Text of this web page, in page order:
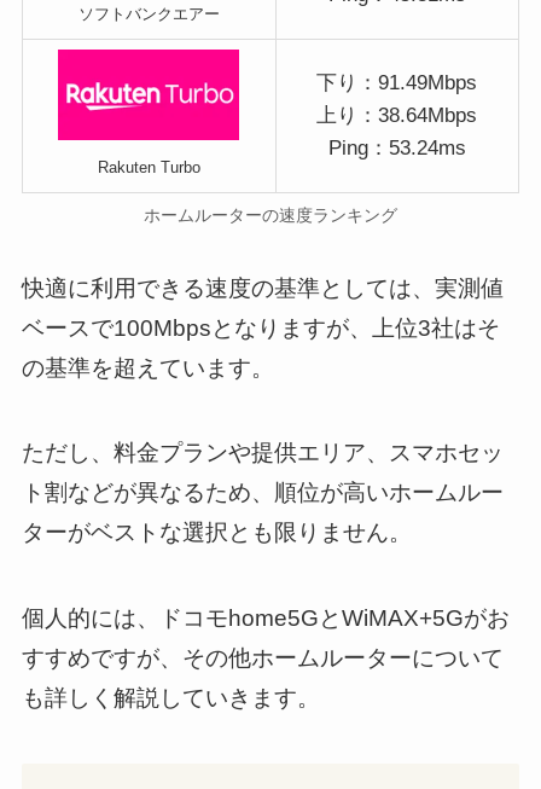
ソフトバンクエアー
Rakuten Turbo
下り：91.49Mbps
上り：38.64Mbps
Ping：53.24ms
ホームルーターの速度ランキング
快適に利用できる速度の基準としては、実測値
ベースで100Mbpsとなりますが、上位3社はそ
の基準を超えています。
ただし、料金プランや提供エリア、スマホセッ
ト割などが異なるため、順位が高いホームルー
ターがベストな選択とも限りません。
個人的には、ドコモhome5GとWiMAX+5Gがお
すすめですが、その他ホームルーターについて
も詳しく解説していきます。